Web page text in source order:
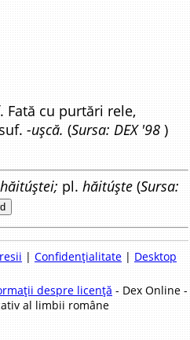
Fată cu purtări rele,
-ușcă. (Sursa: DEX '98 )
hăitúștei; pl.hăitúște (Sursa:
| Confidențialitate| Desktop
despre licență - Dex Online -
al limbii române